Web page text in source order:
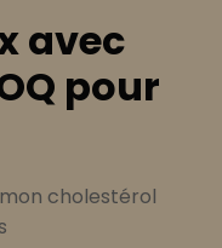
avec
pour
cholestérol